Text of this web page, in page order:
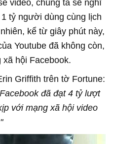
video, chúng ta sẽ nghĩ
tỷ người dùng cùng lịch
kể từ giây phút này,
Youtube đã không còn,
hội Facebook.
Griffith trên tờ Fortune:
đã đạt 4 tỷ lượt
với mạng xã hội video